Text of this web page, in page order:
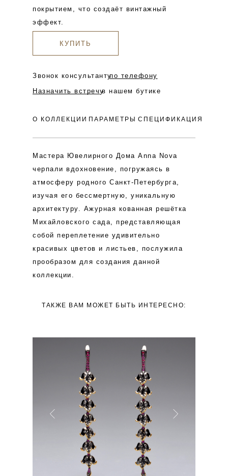
покрытием, что создаёт винтажный
эффект.
КУПИТЬ
Назначить встречу
Звонок консультантупо телефону
в нашем бутике
О КОЛЛЕКЦИИ ПАРАМЕТРЫ СПЕЦИФИКАЦИЯ
Мастера Ювелирного Дома Anna Nova
черпали вдохновение, погружаясь в
атмосферу родного Санкт-Петербурга,
изучая его бессмертную, уникальную
архитектуру. Ажурная кованная решётка
Михайловского сада, представляющая
собой переплетение удивительно
красивых цветов и листьев, послужила
прообразом для создания данной
коллекции.
ТАКЖЕ ВАМ МОЖЕТ БЫТЬ ИНТЕРЕСНО: